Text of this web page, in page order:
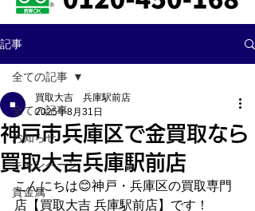
記事
全ての記事
お知らせ
キャンペーン
貴金属
全ての記事
神戸市兵庫区で金買取なら
買取大吉兵庫駅前店
買取大吉 兵庫駅前店
2025年8月31日
こんにちは😊神戸・兵庫区の買取専門
店【買取大吉 兵庫駅前店】です！